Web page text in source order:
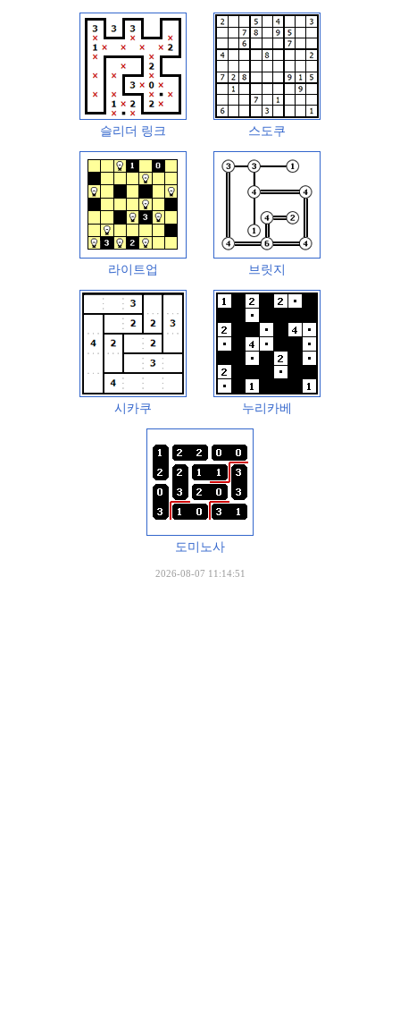
슬리더 링크 스도쿠
라이트업 브릿지
시카쿠 누리카베
도미노사
2026-08-07 11:14:51